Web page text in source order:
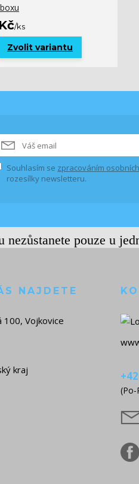
/ks
Zvolit variantu
Souhlasím se zpracováním
rozesílky newsletteru.
pouze u
NAJDETE
100, Vojkovice
kraj
(Po-